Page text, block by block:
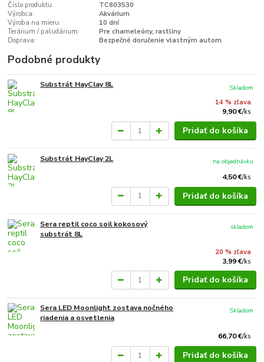
Číslo produktu:
TC803530
Výrobca:
Akvárium
Výroba na mieru:
10 dní
Terárium / paludárium:
Pre chameleóny, rastliny
Doprava:
Bezpečné doručenie vlastným autom
Podobné produkty
Substrát HayClay 8L
14 % zľava
9,90 €/ks
Skladom
Pridať do košíka
Substrát HayClay 2L
4,50 €/ks
na objednávku
Pridať do košíka
Sera reptil coco soil kokosový
substrát 8L
20 % zľava
3,99 €/ks
skladom
Pridať do košíka
Sera LED Moonlight zostava nočného
riadenia a osvetlenia
66,70 €/ks
Skladom
Pridať do košíka